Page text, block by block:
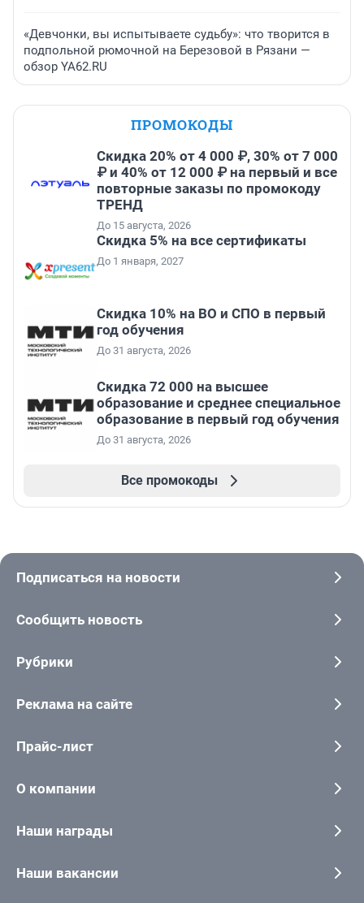
«Девчонки, вы испытываете судьбу»: что творится в
подпольной рюмочной на Березовой в Рязани —
обзор YA62.RU
ПРОМОКОДЫ
Скидка 20% от 4 000 ₽, 30% от 7 000
₽ и 40% от 12 000 ₽ на первый и все
повторные заказы по промокоду
ТРЕНД
До 15 августа, 2026
Скидка 5% на все сертификаты
До 1 января, 2027
Скидка 10% на ВО и СПО в первый
год обучения
До 31 августа, 2026
Скидка 72 000 на высшее
образование и среднее специальное
образование в первый год обучения
До 31 августа, 2026
Все промокоды
Подписаться на новости
Сообщить новость
Рубрики
Реклама на сайте
Прайс-лист
О компании
Наши награды
Наши вакансии